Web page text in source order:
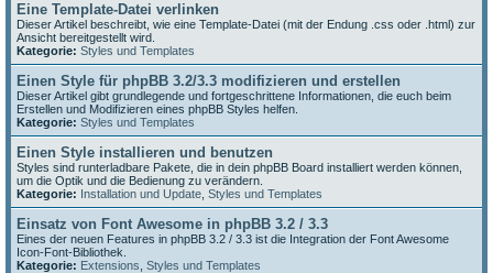
Eine Template-Datei verlinken
Dieser Artikel beschreibt, wie eine Template-Datei (mit der Endung .css oder .html) zur
Ansicht bereitgestellt wird.
Kategorie: Styles und Templates
Einen Style für phpBB 3.2/3.3 modifizieren und erstellen
Dieser Artikel gibt grundlegende und fortgeschrittene Informationen, die euch beim
Erstellen und Modifizieren eines phpBB Styles helfen.
Kategorie: Styles und Templates
Einen Style installieren und benutzen
Styles sind runterladbare Pakete, die in dein phpBB Board installiert werden können,
um die Optik und die Bedienung zu verändern.
Kategorie: Installation und Update Styles und Templates
Einsatz von Font Awesome in phpBB 3.2 / 3.3
Eines der neuen Features in phpBB 3.2 / 3.3 ist die Integration der Font Awesome
Icon-Font-Bibliothek.
Kategorie: Extensions Styles und Templates